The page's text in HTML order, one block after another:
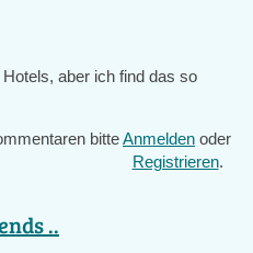
aber ich find das so
bitteAnmelden oder
Registrieren.
..